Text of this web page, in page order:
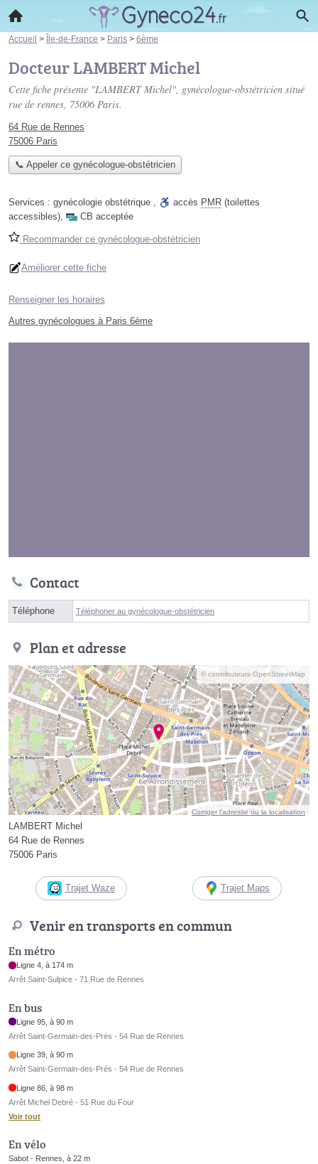
Accueil > Île-de-France > Paris > 6ème
Docteur LAMBERT Michel
Cette fiche présente "LAMBERT Michel", gynécologue-obstétricien situé
rue de rennes, 75006 Paris.
64 Rue de Rennes
75006 Paris
📞 Appeler ce gynécologue-obstétricien
Services : gynécologie obstétrique , accès PMR (toilettes
accessibles), CB acceptée
Recommander ce gynécologue-obstétricien
Améliorer cette fiche
Renseigner les horaires
Autres gynécologues à Paris 6ème
Contact
Téléphone Téléphoner au gynécologue-obstétricien
Plan et adresse
© contributeurs OpenStreetMap
Corriger l’adresse ou la localisation
LAMBERT Michel
64 Rue de Rennes
75006 Paris
Trajet Waze Trajet Maps
Venir en transports en commun
En métro
Ligne 4, à 174 m
Arrêt Saint-Sulpice - 71 Rue de Rennes
En bus
Ligne 95, à 90 m
Arrêt Saint-Germain-des-Prés - 54 Rue de Rennes
Ligne 39, à 90 m
Arrêt Saint-Germain-des-Prés - 54 Rue de Rennes
Ligne 86, à 98 m
Arrêt Michel Debré - 51 Rue du Four
Voir tout
En vélo
Sabot - Rennes, à 22 m